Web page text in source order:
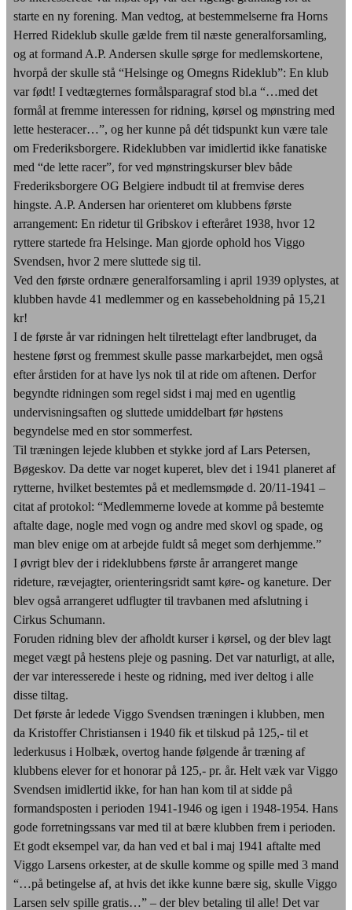
starte en ny forening. Man vedtog, at bestemmelserne fra Horns
Herred Rideklub skulle gælde frem til næste generalforsamling,
og at formand A.P. Andersen skulle sørge for medlemskortene,
hvorpå der skulle stå “Helsinge og Omegns Rideklub”: En klub
var født! I vedtægternes formålsparagraf stod bl.a “…med det
formål at fremme interessen for ridning, kørsel og mønstring med
lette hesteracer…”, og her kunne på dét tidspunkt kun være tale
om Frederiksborgere. Rideklubben var imidlertid ikke fanatiske
med “de lette racer”, for ved mønstringskurser blev både
Frederiksborgere OG Belgiere indbudt til at fremvise deres
hingste. A.P. Andersen har orienteret om klubbens første
arrangement: En ridetur til Gribskov i efteråret 1938, hvor 12
ryttere startede fra Helsinge. Man gjorde ophold hos Viggo
Svendsen, hvor 2 mere sluttede sig til.
Ved den første ordnære generalforsamling i april 1939 oplystes, at
klubben havde 41 medlemmer og en kassebeholdning på 15,21
kr!
I de første år var ridningen helt tilrettelagt efter landbruget, da
hestene først og fremmest skulle passe markarbejdet, men også
efter årstiden for at have lys nok til at ride om aftenen. Derfor
begyndte ridningen som regel sidst i maj med en ugentlig
undervisningsaften og sluttede umiddelbart før høstens
begyndelse med en stor sommerfest.
Til træningen lejede klubben et stykke jord af Lars Petersen,
Bøgeskov. Da dette var noget kuperet, blev det i 1941 planeret af
rytterne, hvilket bestemtes på et medlemsmøde d. 20/11-1941 –
citat af protokol: “Medlemmerne lovede at komme på bestemte
aftalte dage, nogle med vogn og andre med skovl og spade, og
man blev enige om at arbejde fuldt så meget som derhjemme.”
I øvrigt blev der i rideklubbens første år arrangeret mange
rideture, rævejagter, orienteringsridt samt køre- og kaneture. Der
blev også arrangeret udflugter til travbanen med afslutning i
Cirkus Schumann.
Foruden ridning blev der afholdt kurser i kørsel, og der blev lagt
meget vægt på hestens pleje og pasning. Det var naturligt, at alle,
der var interesserede i heste og ridning, med iver deltog i alle
disse tiltag.
Det første år ledede Viggo Svendsen træningen i klubben, men
da Kristoffer Christiansen i 1940 fik et tilskud på 125,- til et
lederkusus i Holbæk, overtog hande følgende år træning af
klubbens elever for et honorar på 125,- pr. år. Helt væk var Viggo
Svendsen imidlertid ikke, for han han kom til at sidde på
formandsposten i perioden 1941-1946 og igen i 1948-1954. Hans
gode forretningssans var med til at bære klubben frem i perioden.
Et godt eksempel var, da han ved et bal i maj 1941 aftalte med
Viggo Larsens orkester, at de skulle komme og spille med 3 mand
“…på betingelse af, at hvis det ikke kunne bære sig, skulle Viggo
Larsen selv spille gratis…” – der blev betaling til alle! Det var